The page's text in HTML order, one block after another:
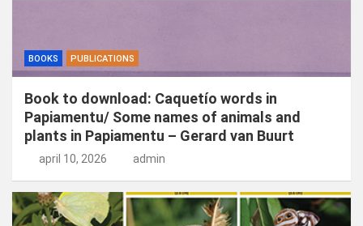
BOOKS PUBLICATIONS
Book to download: Caquetío words in
Papiamentu/ Some names of animals and
plants in Papiamentu – Gerard van Buurt
april 10, 2026 admin